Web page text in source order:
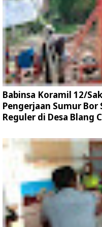
Babinsa Koramil 12/
Pengerjaan Sumur Bor
Reguler di Desa Blang